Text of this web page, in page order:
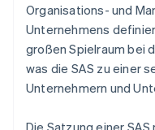
Organisations- und
Unternehmens
großen Spielraum bei
was die SAS zu einer
Unternehmern und
Die Satzung einer